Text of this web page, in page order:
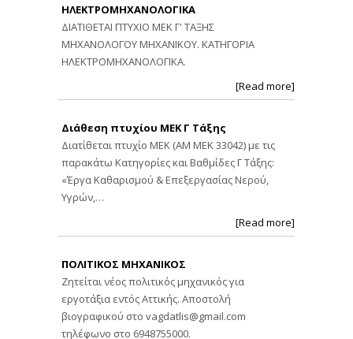
ΗΛΕΚΤΡΟΜΗΧΑΝΟΛΟΓΙΚΑ
ΔΙΑΤΙΘΕΤΑΙ ΠΤΥΧΙΟ ΜΕΚ Γ' ΤΑΞΗΣ
ΜΗΧΑΝΟΛΟΓΟΥ ΜΗΧΑΝΙΚΟΥ. ΚΑΤΗΓΟΡΙΑ
ΗΛΕΚΤΡΟΜΗΧΑΝΟΛΟΓΙΚΑ.
[Read more]
Διάθεση πτυχίου ΜΕΚ Γ Τάξης
Διατίθεται πτυχίο ΜΕΚ (ΑΜ ΜΕΚ 33042) με τις
παρακάτω Κατηγορίες και Βαθμίδες Γ Τάξης:
«Έργα Καθαρισμού & Επεξεργασίας Νερού,
Υγρών,…
[Read more]
ΠΟΛΙΤΙΚΟΣ ΜΗΧΑΝΙΚΟΣ
Ζητείται νέος πολιτικός μηχανικός για
εργοτάξια εντός Αττικής. Αποστολή
βιογραφικού στο vagdatlis@gmail.com
τηλέφωνο στο 6948755000.